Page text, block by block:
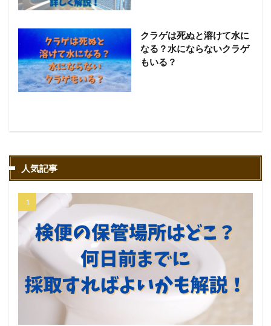
クラゲは死ぬと溶けて水に
なる？水にならないクラゲ
もいる？
人気記事